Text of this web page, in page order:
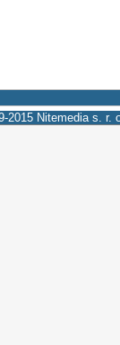
2015 Nitemedia s. r.